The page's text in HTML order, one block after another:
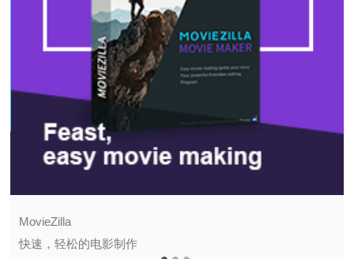
MovieZilla
快速，轻松的电影制作